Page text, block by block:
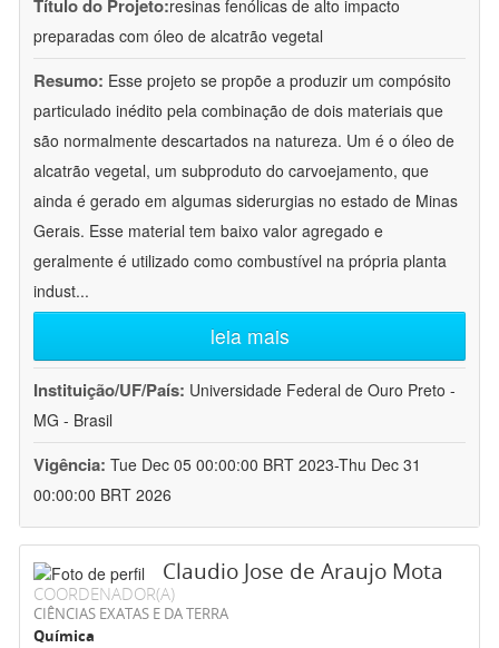
Título do Projeto:resinas fenólicas de alto impacto
preparadas com óleo de alcatrão vegetal
Resumo: Esse projeto se propõe a produzir um compósito
particulado inédito pela combinação de dois materiais que
são normalmente descartados na natureza. Um é o óleo de
alcatrão vegetal, um subproduto do carvoejamento, que
ainda é gerado em algumas siderurgias no estado de Minas
Gerais. Esse material tem baixo valor agregado e
geralmente é utilizado como combustível na própria planta
indust...
leia mais
Instituição/UF/País: Universidade Federal de Ouro Preto -
MG - Brasil
Vigência: Tue Dec 05 00:00:00 BRT 2023-Thu Dec 31
00:00:00 BRT 2026
Claudio Jose de Araujo Mota
COORDENADOR(A)
CIÊNCIAS EXATAS E DA TERRA
Química